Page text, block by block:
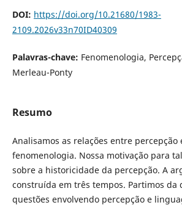
DOI: https://doi.org/10.21680/1983-
2109.2026v33n70ID40309
Palavras-chave: Fenomenologia,
Merleau-Ponty
Resumo
Analisamos as relações entre
fenomenologia. Nossa motivação para
sobre a historicidade da percepção. A
construída em três tempos. Partimos da
questões envolvendo percepção e